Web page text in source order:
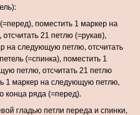
поместить 1 маркер на
21 петлю (=рукав),
на следующую петлю, отсчитать
(=спинка), поместить 1
петлю, отсчитать 21 петлю
1 маркер на следующую петлю,
конца ряда (=перед).
гладью петли переда и спинки,